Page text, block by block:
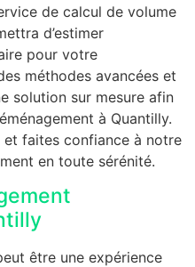
de calcul de volume
d’estimer
pour votre
méthodes avancées et
solution sur mesure afin
à Quantilly.
faites confiance à notre
en toute sérénité.
être une expérience